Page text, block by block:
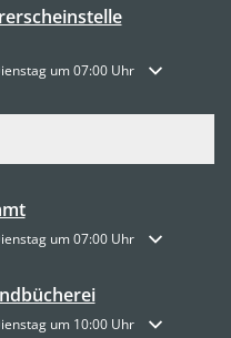
Schließzeiten auszublenden
um 07:00 Uhr
Schließzeiten auszublenden
um 07:00 Uhr
Schließzeiten auszublenden
um 10:00 Uhr